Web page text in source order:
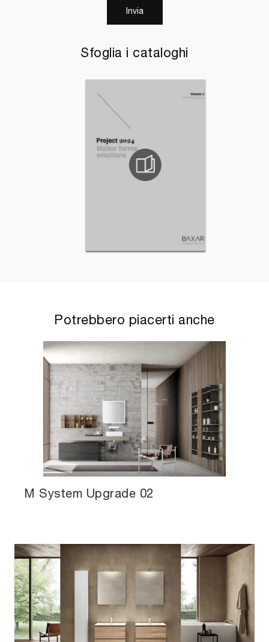
Sfoglia i cataloghi
Invia
Potrebbero piacerti anche
M System Upgrade 02